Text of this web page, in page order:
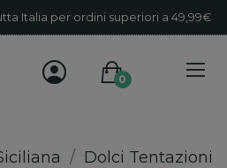
Italia per ordini superiori a 49,99€
0
Dolci Tentazioni